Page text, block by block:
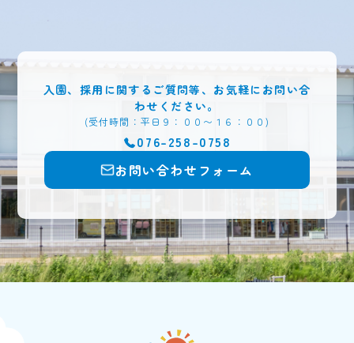
入園、採用に関するご質問等、お気軽にお問い合
わせください。
(受付時間：平日９：００〜１６：００)
076-258-0758
お問い合わせフォーム